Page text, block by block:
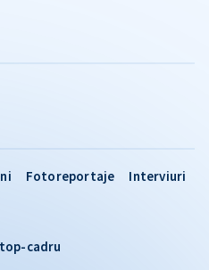
Fotoreportaje
Interviuri
cadru